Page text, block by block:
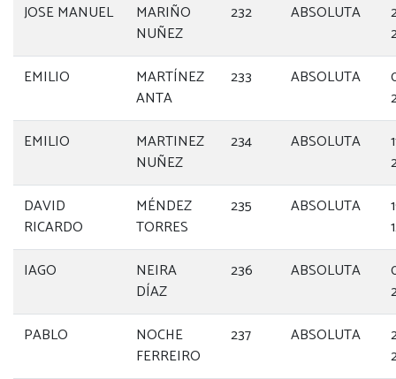
JOSE MANUEL
MARIÑO
NUÑEZ
232 ABSOLUTA
EMILIO
MARTÍNEZ
ANTA
233 ABSOLUTA
EMILIO
MARTINEZ
NUÑEZ
234 ABSOLUTA
DAVID
RICARDO
MÉNDEZ
TORRES
235 ABSOLUTA
IAGO
NEIRA
DÍAZ
236 ABSOLUTA
PABLO
NOCHE
FERREIRO
237 ABSOLUTA